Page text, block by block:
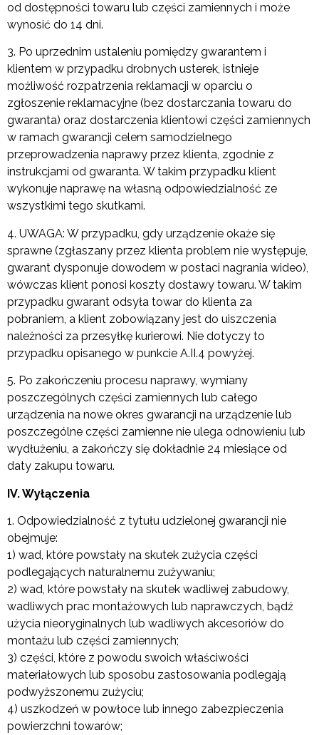
od dostępności towaru lub części zamiennych i może
wynosić do 14 dni.
3. Po uprzednim ustaleniu pomiędzy gwarantem i
klientem w przypadku drobnych usterek, istnieje
możliwość rozpatrzenia reklamacji w oparciu o
zgłoszenie reklamacyjne (bez dostarczania towaru do
gwaranta) oraz dostarczenia klientowi części zamiennych
w ramach gwarancji celem samodzielnego
przeprowadzenia naprawy przez klienta, zgodnie z
instrukcjami od gwaranta. W takim przypadku klient
wykonuje naprawę na własną odpowiedzialność ze
wszystkimi tego skutkami.
4. UWAGA: W przypadku, gdy urządzenie okaże się
sprawne (zgłaszany przez klienta problem nie występuje,
gwarant dysponuje dowodem w postaci nagrania wideo),
wówczas klient ponosi koszty dostawy towaru. W takim
przypadku gwarant odsyła towar do klienta za
pobraniem, a klient zobowiązany jest do uiszczenia
należności za przesyłkę kurierowi. Nie dotyczy to
przypadku opisanego w punkcie A.II.4 powyżej.
5. Po zakończeniu procesu naprawy, wymiany
poszczególnych części zamiennych lub całego
urządzenia na nowe okres gwarancji na urządzenie lub
poszczególne części zamienne nie ulega odnowieniu lub
wydłużeniu, a zakończy się dokładnie 24 miesiące od
daty zakupu towaru.
IV. Wyłączenia
1. Odpowiedzialność z tytułu udzielonej gwarancji nie
obejmuje:
1) wad, które powstały na skutek zużycia części
podlegających naturalnemu zużywaniu;
2) wad, które powstały na skutek wadliwej zabudowy,
wadliwych prac montażowych lub naprawczych, bądź
użycia nieoryginalnych lub wadliwych akcesoriów do
montażu lub części zamiennych;
3) części, które z powodu swoich właściwości
materiałowych lub sposobu zastosowania podlegają
podwyższonemu zużyciu;
4) uszkodzeń w powłoce lub innego zabezpieczenia
powierzchni towarów;